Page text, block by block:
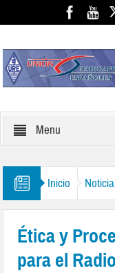
Menu
Inicio
Ética y
para el